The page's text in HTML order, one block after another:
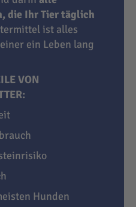
die Ihr Tier täglich
ist alles
ein Leben lang
VON
Hunden